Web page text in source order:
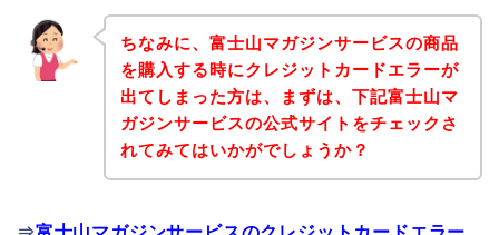
ちなみに、富士山マガジンサービスの商品
を購入する時にクレジットカードエラーが
出てしまった方は、まずは、下記富士山マ
ガジンサービスの公式サイトをチェックさ
れてみてはいかがでしょうか？